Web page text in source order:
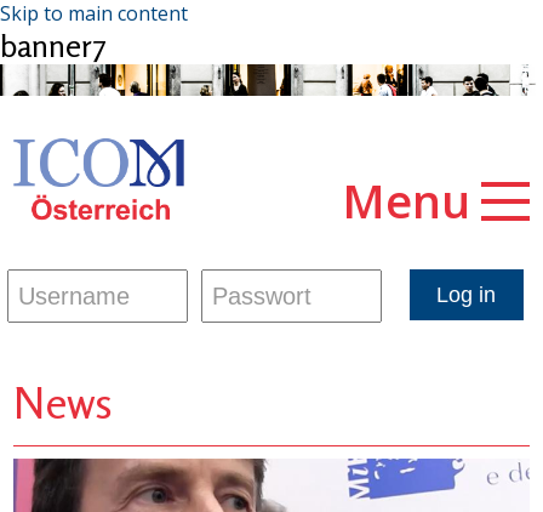
Skip to main content
banner7
Menu
News